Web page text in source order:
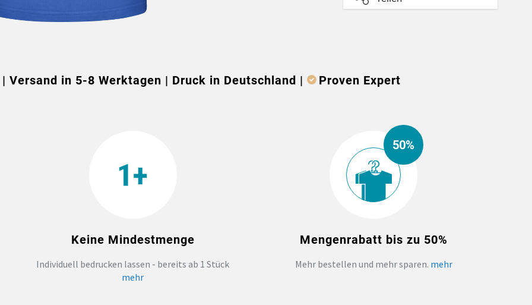
Versand in 5-8 Werktagen | Druck in Deutschland | Proven Expert
Keine Mindestmenge
Individuell bedrucken lassen - bereits ab 1 Stück
mehr
50%
Mengenrabatt bis zu 50%
Mehr bestellen und mehr sparen. mehr